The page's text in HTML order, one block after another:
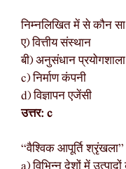
निम्नलिखित में से कौन
ए) वित्तीय संस्थान
बी) अनुसंधान प्रयोगशाला
c) निर्माण कंपनी
d) विज्ञापन एजेंसी
उत्तर: c
“वैश्विक आपूर्ति